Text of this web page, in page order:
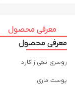
معرفی محصول
معرفی محصول
روسری نخی ژاکارد
پوست ماری